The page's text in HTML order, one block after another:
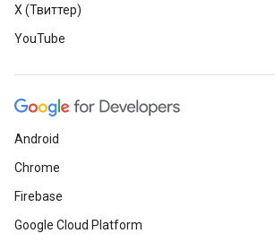
X (Твиттер)
YouTube
Android
Chrome
Firebase
Google Cloud Platform